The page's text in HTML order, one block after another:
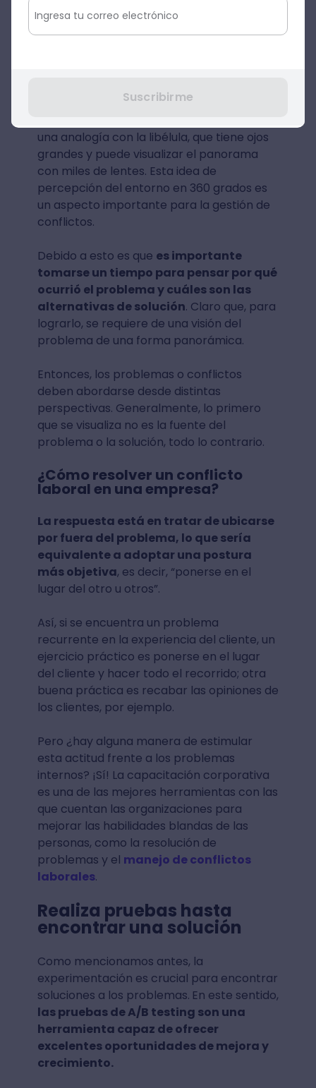
perspectivas
perspectivas. Así, en el artículo de
una analogía con la libélula, que tiene ojos
grandes y puede visualizar el panorama
con miles de lentes. Esta idea de
percepción del entorno en 360 grados es
un aspecto importante para la gestión de
conflictos.
Debido a esto es que es importante
tomarse un tiempo para pensar por qué
ocurrió el problema y cuáles son las
alternativas de solución. Claro que, para
lograrlo, se requiere de una visión del
problema de una forma panorámica.
Entonces, los problemas o conflictos
deben abordarse desde distintas
perspectivas. Generalmente, lo primero
que se visualiza no es la fuente del
problema o la solución, todo lo contrario.
¿Cómo resolver un conflicto
laboral en una empresa?
La respuesta está en tratar de ubicarse
por fuera del problema, lo que sería
equivalente a adoptar una postura
más objetiva, es decir, “ponerse en el
lugar del otro u otros”.
Así, si se encuentra un problema
recurrente en la experiencia del cliente, un
ejercicio práctico es ponerse en el lugar
del cliente y hacer todo el recorrido; otra
buena práctica es recabar las opiniones de
los clientes, por ejemplo.
Pero ¿hay alguna manera de estimular
esta actitud frente a los problemas
internos? ¡Sí! La capacitación corporativa
es una de las mejores herramientas con las
que cuentan las organizaciones para
mejorar las habilidades blandas de las
personas, como la resolución de
problemas y el manejo de conflictos
laborales.
Realiza pruebas hasta
encontrar una solución
Como mencionamos antes, la
experimentación es crucial para encontrar
soluciones a los problemas. En este sentido,
las pruebas de A/B testing son una
herramienta capaz de ofrecer
excelentes oportunidades de mejora y
crecimiento.
Suscribirme